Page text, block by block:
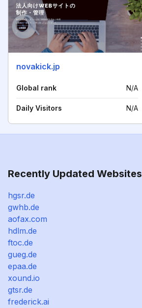
novakick.jp
Global rank N/A
Daily Visitors N/A
Recently Updated Websites
hgsr.de
gwhb.de
aofax.com
hdlm.de
ftoc.de
gueg.de
epaa.de
xound.io
gtsr.de
frederick.ai